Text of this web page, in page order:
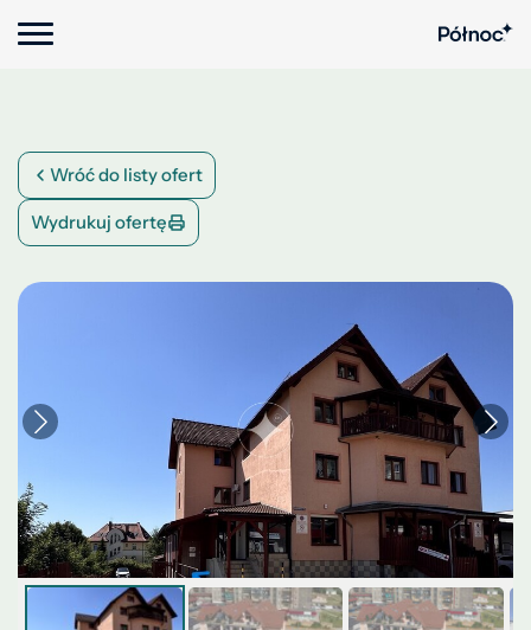
Wróć do listy ofert
Wydrukuj ofertę